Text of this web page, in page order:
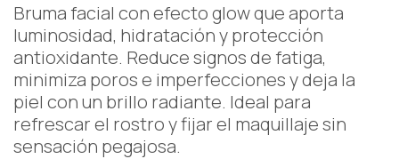
Bruma facial con efecto glow que aporta
luminosidad, hidratación y protección
antioxidante. Reduce signos de fatiga,
minimiza poros e imperfecciones y deja la
piel con un brillo radiante. Ideal para
refrescar el rostro y fijar el maquillaje sin
sensación pegajosa.